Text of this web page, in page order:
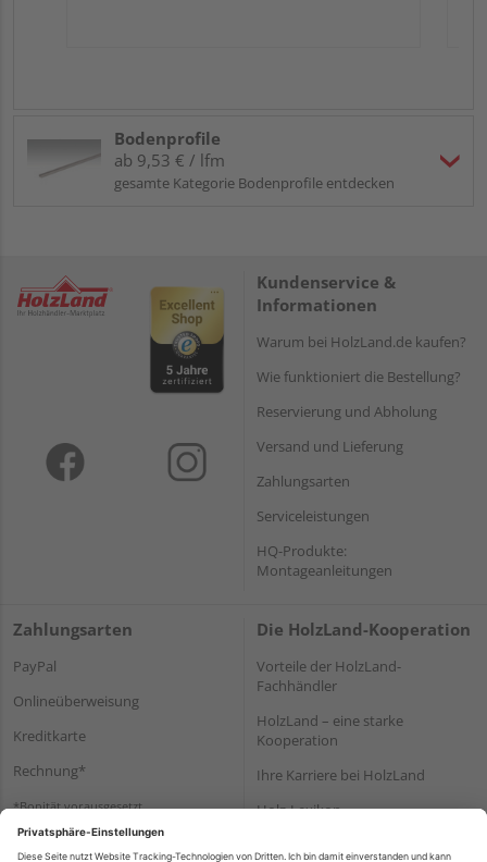
Bodenprofile
ab 9,53 € / lfm
gesamte Kategorie Bodenprofile entdecken
Kundenservice &
Informationen
Warum bei HolzLand.de kaufen?
Wie funktioniert die Bestellung?
Reservierung und Abholung
Versand und Lieferung
Zahlungsarten
Serviceleistungen
HQ-Produkte:
Montageanleitungen
Zahlungsarten
PayPal
Onlineüberweisung
Kreditkarte
Rechnung*
*Bonität vorausgesetzt
Die HolzLand-Kooperation
Vorteile der HolzLand-
Fachhändler
HolzLand – eine starke
Kooperation
Ihre Karriere bei HolzLand
Holz-Lexikon